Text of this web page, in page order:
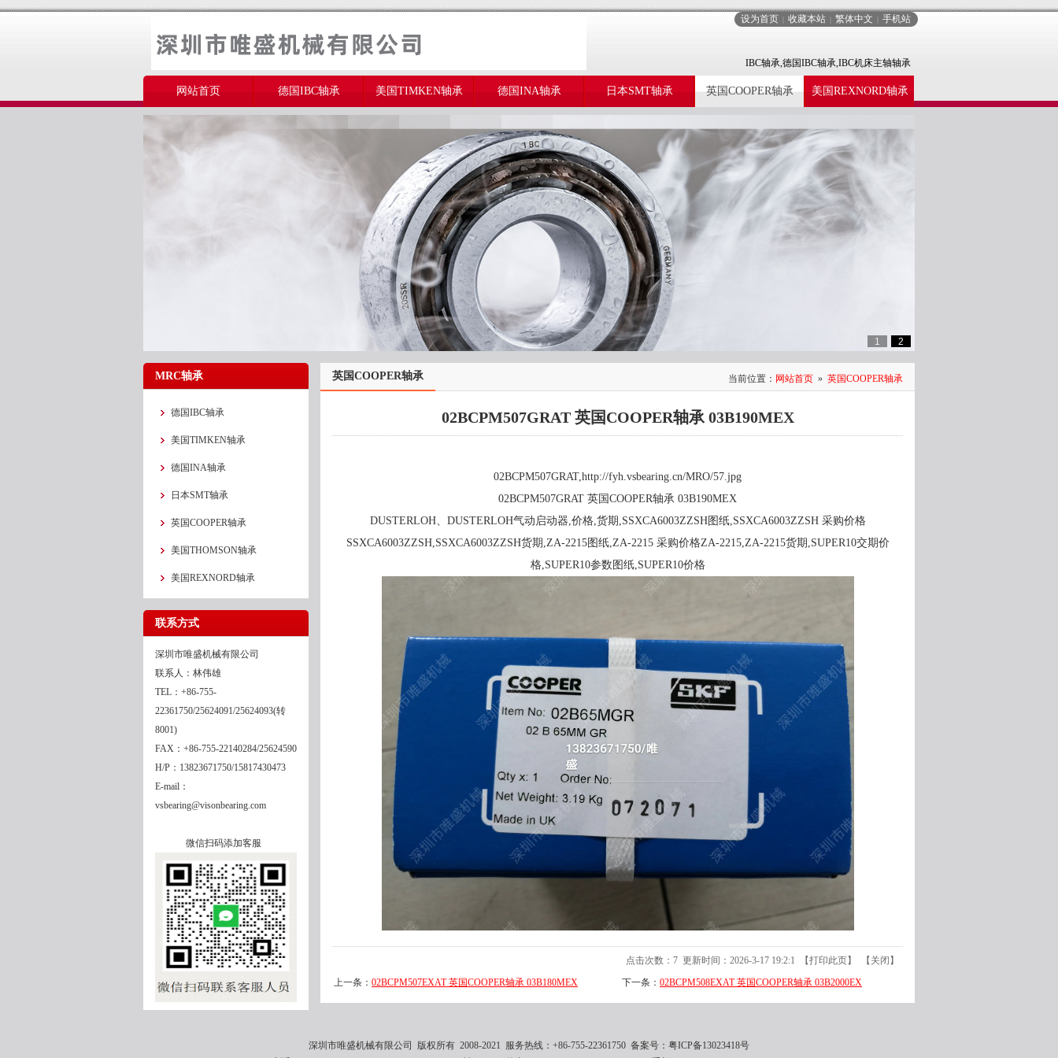
设为首页 收藏本站 繁体中文 手机站
IBC轴承,德国IBC轴承,IBC机床主轴轴承
网站首页 德国IBC轴承 美国TIMKEN轴承 德国INA轴承 日本SMT轴承 英国COOPER轴承 美国REXNORD轴承
美国THOMSON轴承
1 2
MRC轴承
德国IBC轴承
美国TIMKEN轴承
德国INA轴承
日本SMT轴承
英国COOPER轴承
美国THOMSON轴承
美国REXNORD轴承
联系方式
深圳市唯盛机械有限公司
联系人：林伟雄
TEL：+86-755-
22361750/25624091/25624093(转
8001)
FAX：+86-755-22140284/25624590
H/P：13823671750/15817430473
E-mail：
vsbearing@visonbearing.com
微信扫码添加客服
当前位置： 网站首页 » 英国COOPER轴承
英国COOPER轴承
02BCPM507GRAT 英国COOPER轴承 03B190MEX
02BCPM507GRAT,http://fyh.vsbearing.cn/MRO/57.jpg
02BCPM507GRAT 英国COOPER轴承 03B190MEX
DUSTERLOH、DUSTERLOH气动启动器,价格,货期,SSXCA6003ZZSH图纸,SSXCA6003ZZSH 采购价格
SSXCA6003ZZSH,SSXCA6003ZZSH货期,ZA-2215图纸,ZA-2215 采购价格ZA-2215,ZA-2215货期,SUPER10交期价
格,SUPER10参数图纸,SUPER10价格
点击次数： 7 更新时间：2026-3-17 19:2:1 【打印此页】 【 关闭 】
上一条： 02BCPM507EXAT 英国COOPER轴承 03B180MEX 下一条： 02BCPM508EXAT 英国COOPER轴承 03B2000EX
深圳市唯盛机械有限公司 版权所有 2008-2021 服务热线：+86-755-22361750 备案号： 粤ICP备13023418号